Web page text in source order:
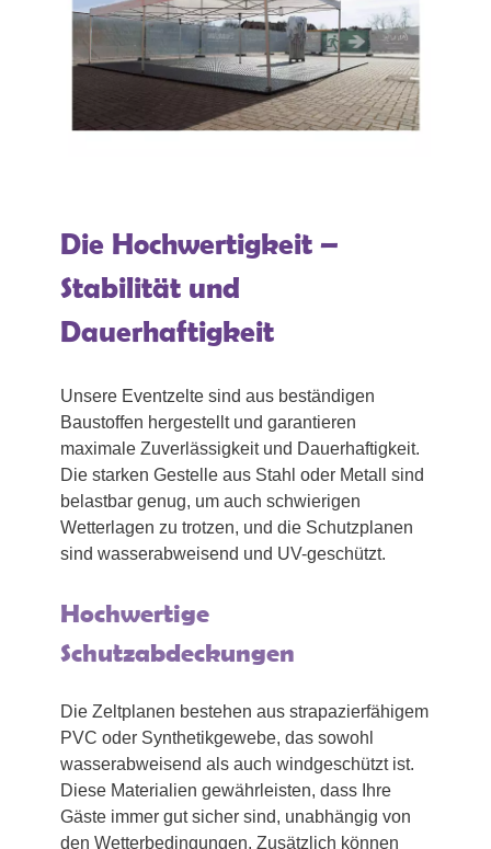
Die Hochwertigkeit –
Stabilität und
Dauerhaftigkeit
Unsere Eventzelte sind aus beständigen
Baustoffen hergestellt und garantieren
maximale Zuverlässigkeit und Dauerhaftigkeit.
Die starken Gestelle aus Stahl oder Metall sind
belastbar genug, um auch schwierigen
Wetterlagen zu trotzen, und die Schutzplanen
sind wasserabweisend und UV-geschützt.
Hochwertige
Schutzabdeckungen
Die Zeltplanen bestehen aus strapazierfähigem
PVC oder Synthetikgewebe, das sowohl
wasserabweisend als auch windgeschützt ist.
Diese Materialien gewährleisten, dass Ihre
Gäste immer gut sicher sind, unabhängig von
den Wetterbedingungen. Zusätzlich können